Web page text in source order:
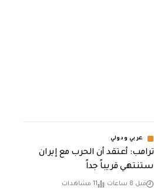
عربي ودولي
‏ترامب: أعتقد أن الحرب مع إيران
ستنتهي قريباً جداً
قبل 8 ساعات 11 مشاهدات